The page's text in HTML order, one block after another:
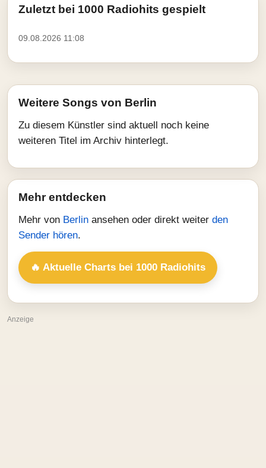
Zuletzt bei 1000 Radiohits gespielt
09.08.2026 11:08
Weitere Songs von Berlin
Zu diesem Künstler sind aktuell noch keine
weiteren Titel im Archiv hinterlegt.
Mehr entdecken
Mehr von Berlin ansehen oder direkt weiter den
Sender hören.
🔥 Aktuelle Charts bei 1000 Radiohits
Anzeige